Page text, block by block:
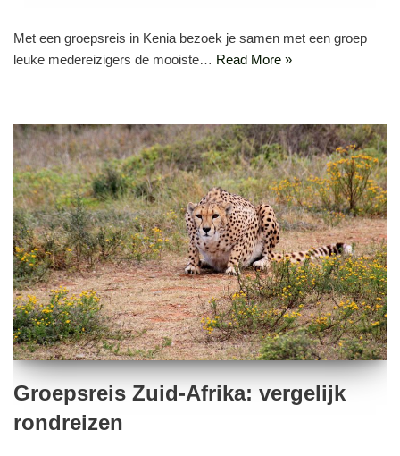
Met een groepsreis in Kenia bezoek je samen met een groep
leuke medereizigers de mooiste… Read More »
Groepsreis Zuid-Afrika: vergelijk
rondreizen